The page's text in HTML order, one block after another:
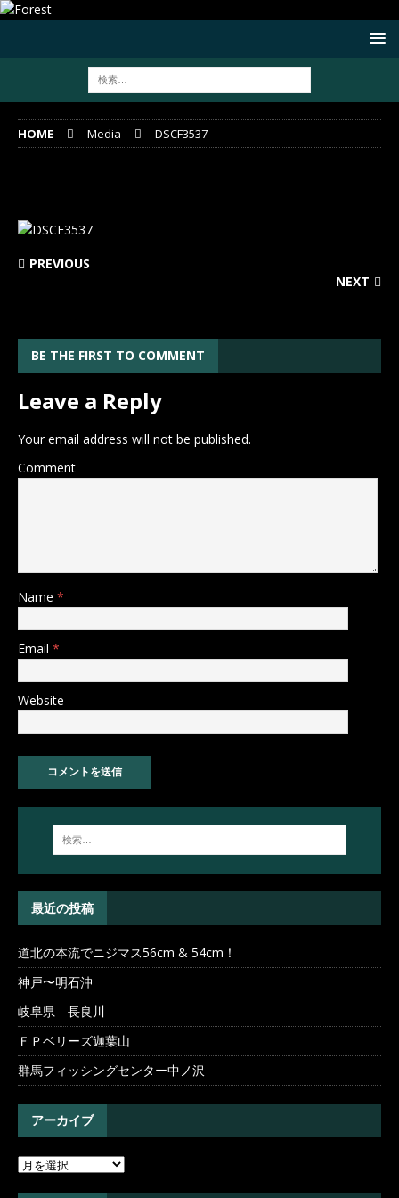
HOME Media DSCF3537
PREVIOUS
NEXT
BE THE FIRST TO COMMENT
Leave a Reply
Your email address will not be published.
Comment
Name *
Email *
Website
最近の投稿
道北の本流でニジマス56cm & 54cm！
神戸〜明石沖
岐阜県 長良川
ＦＰベリーズ迦葉山
群馬フィッシングセンター中ノ沢
アーカイブ